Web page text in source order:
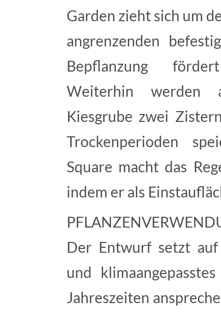
Garden zieht sich um
angrenzenden
Bepflanzung
Weiterhin werden
Kiesgrube zwei
Trockenperioden
Square macht das
indem er als
Der Entwurf setzt
und
Jahreszeiten